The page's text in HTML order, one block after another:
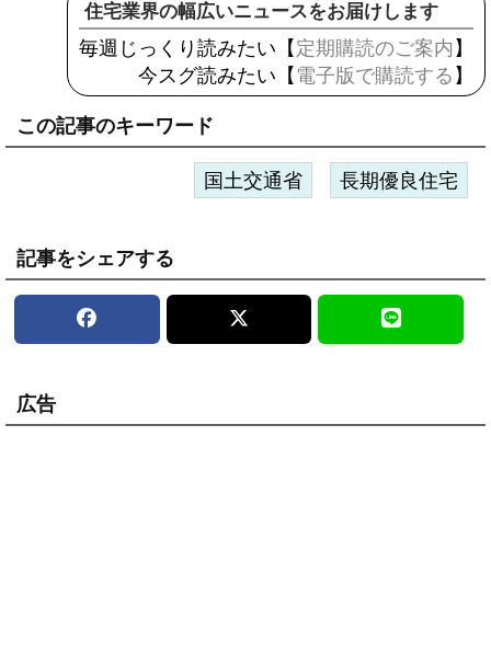
住宅業界の幅広いニュースをお届けします
毎週じっくり読みたい【 定期購読のご案内 】
今スグ読みたい【 電子版で購読する 】
この記事のキーワード
国土交通省 長期優良住宅
記事をシェアする
広告